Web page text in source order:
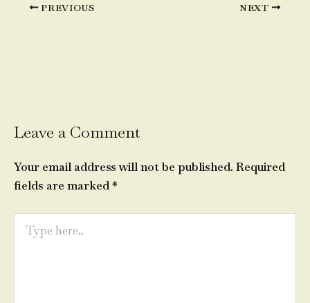
PREVIOUS NEXT
Leave a Comment
Your email address will not be published. Required
fields are marked*
here..